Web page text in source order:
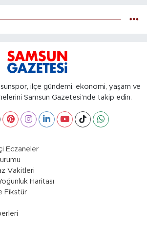
ilçe gündemi, ekonomi, yaşam ve
Samsun Gazetesi’nde takip edin.
Eczaneler
Vakitleri
Haritası
Fikstür